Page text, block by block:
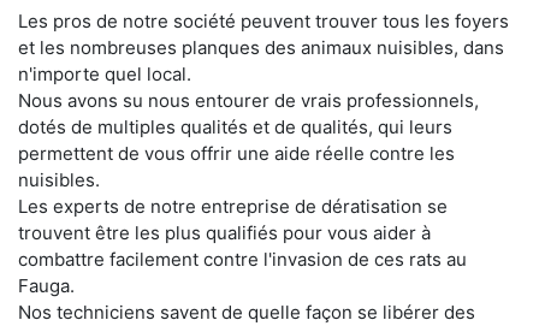
Les pros de notre société peuvent trouver tous les foyers
et les nombreuses planques des animaux nuisibles, dans
n'importe quel local.
Nous avons su nous entourer de vrais professionnels,
dotés de multiples qualités et de qualités, qui leurs
permettent de vous offrir une aide réelle contre les
nuisibles.
Les experts de notre entreprise de dératisation se
trouvent être les plus qualifiés pour vous aider à
combattre facilement contre l'invasion de ces rats au
Fauga.
Nos techniciens savent de quelle façon se libérer des